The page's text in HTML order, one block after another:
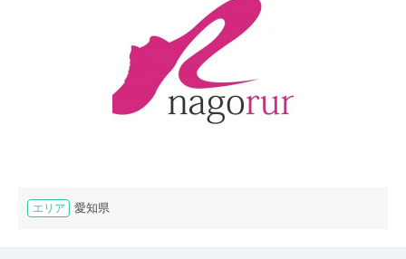
エリア 愛知県